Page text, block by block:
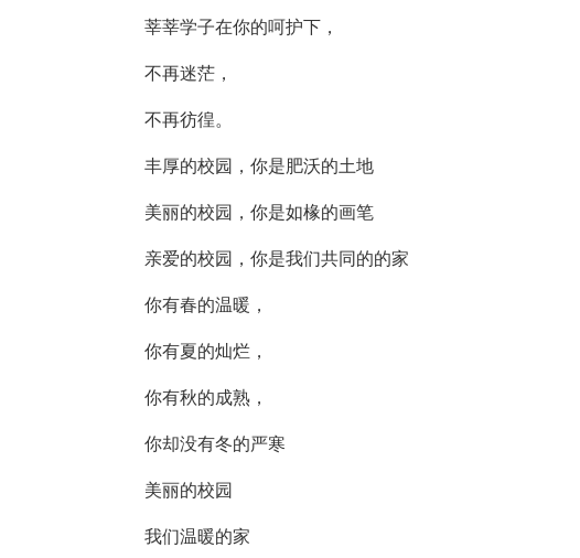
莘莘学子在你的呵护下，
不再迷茫，
不再彷徨。
丰厚的校园，你是肥沃的土地
美丽的校园，你是如椽的画笔
亲爱的校园，你是我们共同的的家
你有春的温暖，
你有夏的灿烂，
你有秋的成熟，
你却没有冬的严寒
美丽的校园
我们温暖的家